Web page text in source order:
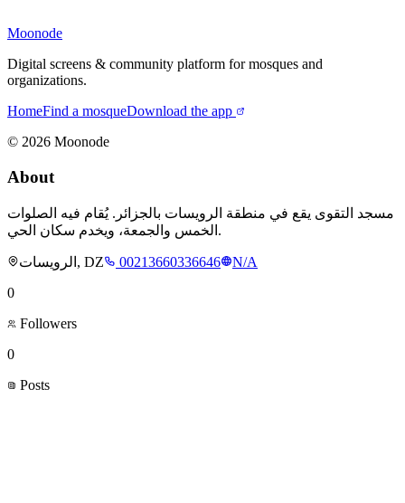
Moonode
Digital screens & community platform for mosques and
organizations.
HomeFind a mosqueDownload the app
© 2026 Moonode
About
مسجد التقوى يقع في منطقة الرويسات بالجزائر. يُقام فيه الصلوات
الخمس والجمعة، ويخدم سكان الحي.
الرويسات, DZ 00213660336646
N/A
0
Followers
0
Posts